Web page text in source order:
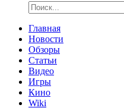
Главная
Новости
Обзоры
Статьи
Видео
Игры
Кино
Wiki